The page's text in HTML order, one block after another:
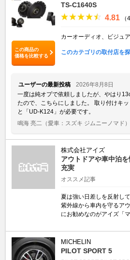
この商品の
価格を比較する
TS-C1640S
4.81 （
カーオーディオ、ビジュ
このカテゴリの取付店を
ユーザーの最新投稿
2026年8月8日
一度は純オプで依頼しましたが、やはり
たので、こちらにしました。 取り付けキッ
と「UD-K124」が必要です。
鳴海 亮二
（愛車：スズキ ジムニーノマド）
株式会社アイズ
アウトドアや車中泊
充実
オススメ記事
夏は強い日差しを反射し
紫外線から車内を守るア
にお勧めなのがアイズ「
MICHELIN
PILOT SPORT 5